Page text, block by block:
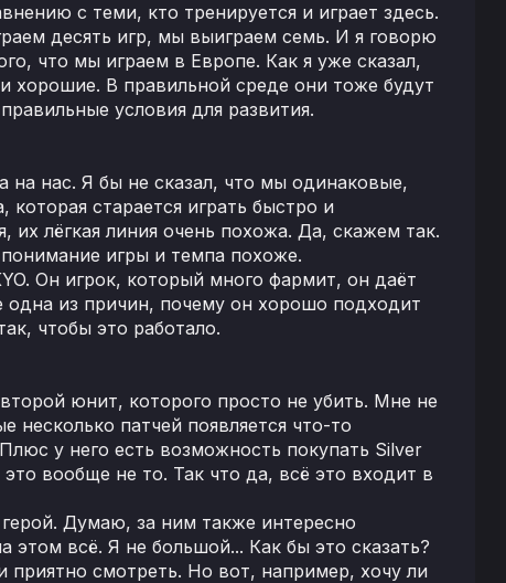
с теми, кто тренируется и играет здесь.
десять игр, мы выиграем семь. И я говорю
что мы играем в Европе. Как я уже сказал,
хорошие. В правильной среде они тоже будут
условия для развития.
нас. Я бы не сказал, что мы одинаковые,
старается играть быстро и
их лёгкая линия очень похожа. Да, скажем так.
игры и темпа похоже.
Он игрок, который много фармит, он даёт
одна из причин, почему он хорошо подходит
чтобы это работало.
юнит, которого просто не убить. Мне не
патчей появляется что-то
у него есть возможность покупать Silver
вообще не то. Так что да, всё это входит в
Думаю, за ним также интересно
всё. Я не большой... Как бы это сказать?
приятно смотреть. Но вот, например, хочу ли